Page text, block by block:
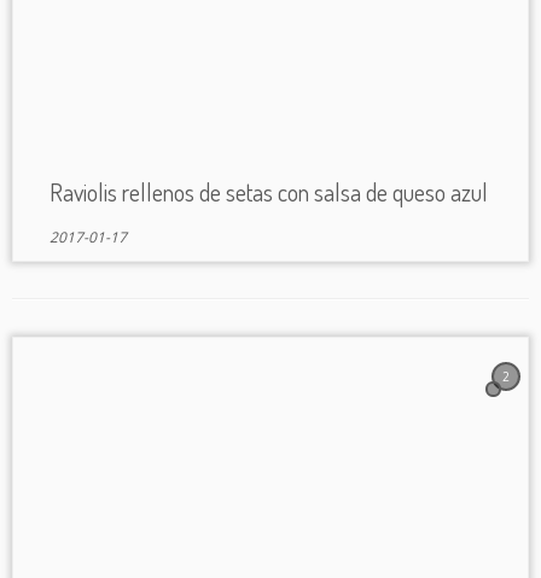
Raviolis rellenos de setas con salsa de queso azul
2017-01-17
2